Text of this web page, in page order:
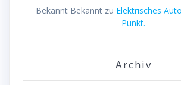
Bekannt Bekannt zu Elektrisches
Punkt.
Archiv